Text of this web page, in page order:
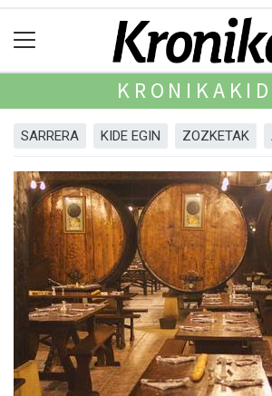
SARRERA KIDE EGIN ZOZKETAK